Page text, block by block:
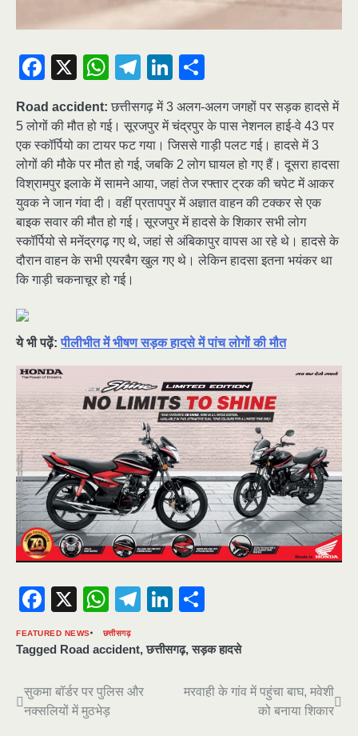
Facebook
X WhatsApp
Telegram
LinkedIn
Road accident: छत्तीसगढ़ में 3 अलग-अलग जगहों पर सड़क हादसे में
5 लोगों की मौत हो गई। सूरजपुर में चंद्रपुर के पास नेशनल हाई-वे 43 पर
एक स्कॉर्पियो का टायर फट गया। जिससे गाड़ी पलट गई। हादसे में 3
लोगों की मौके पर मौत हो गई, जबकि 2 लोग घायल हो गए हैं। दूसरा हादसा
विश्रामपुर इलाके में सामने आया, जहां तेज रफ्तार ट्रक की चपेट में आकर
युवक ने जान गंवा दी। वहीं प्रतापपुर में अज्ञात वाहन की टक्कर से एक
बाइक सवार की मौत हो गई। सूरजपुर में हादसे के शिकार सभी लोग
स्कॉर्पियो से मनेंद्रगढ़ गए थे, जहां से अंबिकापुर वापस आ रहे थे। हादसे के
दौरान वाहन के सभी एयरबैग खुल गए थे। लेकिन हादसा इतना भयंकर था
कि गाड़ी चकनाचूर हो गई।
ये भी पढ़ें:पीलीभीत में भीषण सड़क हादसे में पांच लोगों की मौत
Facebook
X WhatsApp
Telegram
LinkedIn
FEATURED NEWS छत्तीसगढ़
Tagged Road accident,छत्तीसगढ़,सड़क हादसे
Post
navigation
सुकमा बॉर्डर पर पुलिस और
नक्सलियों में मुठभेड़
मरवाही के गांव में पहुंचा बाघ, मवेशी
को बनाया शिकार